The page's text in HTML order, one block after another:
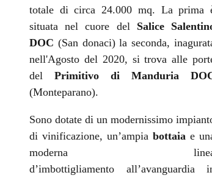
totale di circa 24.000 mq. La prima
situata nel cuore del Salice
DOC (San donaci) la seconda,
nell'Agosto del 2020, si trova alle
del Primitivo di Manduria
(Monteparano).
Sono dotate di un modernissimo
di vinificazione, un’ampia bottaia e
moderna
d’imbottigliamento all’avanguardia